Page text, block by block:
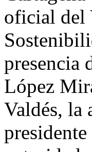
oficial del
presencia
López
Valdés, la